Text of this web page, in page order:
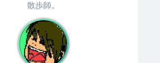
散歩師。